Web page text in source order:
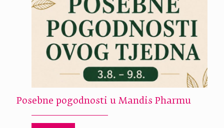
Posebne pogodnosti u Mandis Pharmu